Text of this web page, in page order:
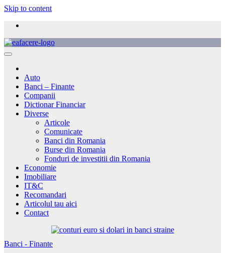
Skip to content
Auto
Banci – Finante
Companii
Dictionar Financiar
Diverse
Articole
Comunicate
Banci din Romania
Burse din Romania
Fonduri de investitii din Romania
Economie
Imobiliare
IT&C
Recomandari
Articolul tau aici
Contact
Banci - Finante